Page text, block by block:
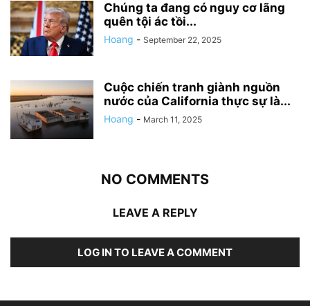
Chúng ta đang có nguy cơ lãng
quên tội ác tồi...
Hoang - September 22, 2025
Cuộc chiến tranh giành nguồn
nước của California thực sự là...
Hoang - March 11, 2025
NO COMMENTS
LEAVE A REPLY
LOG IN TO LEAVE A COMMENT